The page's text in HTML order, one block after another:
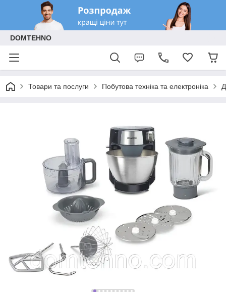
DOMTEHNO
Товари та послуги Побутова техніка та електроніка